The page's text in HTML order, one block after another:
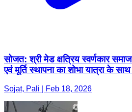
सोजत: श्री मेड क्षत्रिय स्वर्णकार
एवं मूर्ति स्थापना का शोभा यात्रा के
Sojat, Pali | Feb 18, 2026